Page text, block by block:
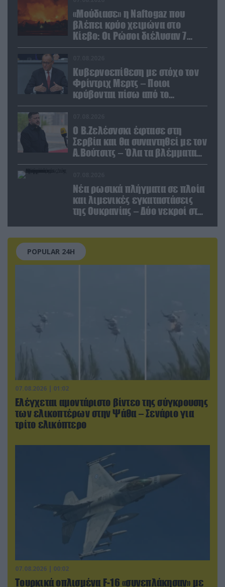
«Μούδιασε» η Naftogaz που
βλέπει κρύο χειμώνα στο
Κίεβο: Οι Ρώσοι διέλυσαν 7
εγκαταστάσεις του ουκρανικού
Κυβερνοεπίθεση με στόχο τον
Φρίντριχ Μερτς – Ποιοι
κρύβονται πίσω από το
παραποιημένο βίντεο
Ο Β.Ζελέσνσκι έφτασε στη
Σερβία και θα συναντηθεί με τον
Α.Βούτσιτς – Όλα τα βλέμματα
στις σχέσεις με τη Ρωσία
Νέα ρωσικά πλήγματα σε πλοία
και λιμενικές εγκαταστάσεις
της Ουκρανίας – Δύο νεκροί στην
POPULAR 24H
07.08.2026 | 01:02
Ελέγχεται αμοντάριστο βίντεο της σύγκρουσης
των ελικοπτέρων στην Ψάθα – Σενάριο για
τρίτο ελικόπτερο
07.08.2026 | 00:02
Τουρκικά οπλισμένα F-16 «συνεπλάκησαν» με